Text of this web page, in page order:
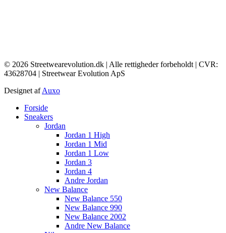
© 2026 Streetwearevolution.dk | Alle rettigheder forbeholdt | CVR:
43628704 | Streetwear Evolution ApS
Designet afAuxo
Main
Menu
Forside
Sneakers
Jordan
Jordan 1 High
Jordan 1 Mid
Jordan 1 Low
Jordan 3
Jordan 4
Andre Jordan
New Balance
New Balance 550
New Balance 990
New Balance 2002
Andre New Balance